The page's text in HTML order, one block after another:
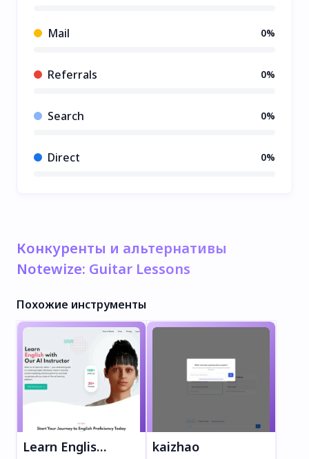
Mail 0%
Referrals 0%
Search 0%
Direct 0%
Конкуренты и альтернативы
Notewize: Guitar Lessons
Похожие инструменты
Learn English with Aileen kaizhao